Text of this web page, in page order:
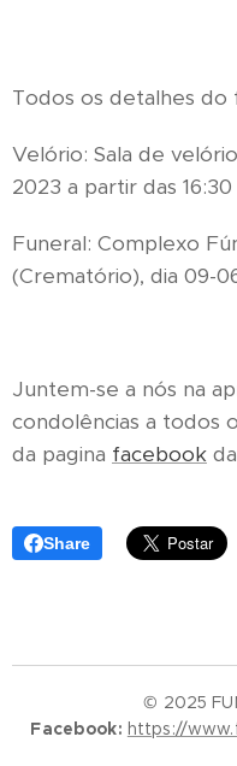
Todos os detalhes do
Velório: Sala de
2023 a partir das 16:30
Funeral: Complexo
(Crematório), dia 09-
Juntem-se a nós na
condolências a todos
da pagina facebook
Share
© 2025
Facebook: https://